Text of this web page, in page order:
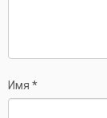
Имя *